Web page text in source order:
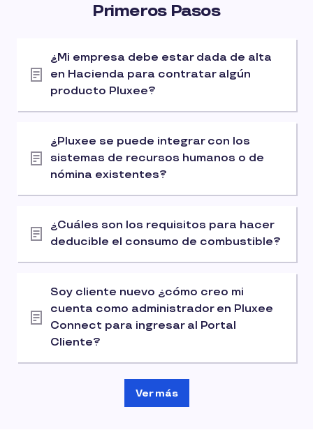
Primeros Pasos
¿Mi empresa debe estar dada de alta
en Hacienda para contratar algún
producto Pluxee?
¿Pluxee se puede integrar con los
sistemas de recursos humanos o de
nómina existentes?
¿Cuáles son los requisitos para hacer
deducible el consumo de combustible?
Soy cliente nuevo ¿cómo creo mi
cuenta como administrador en Pluxee
Connect para ingresar al Portal
Cliente?
Ver más